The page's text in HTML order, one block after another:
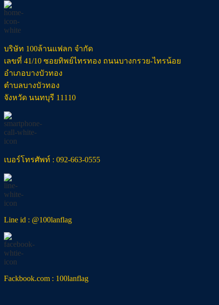
บริษัท 100ล้านแฟลก จำกัด
เลขที่ 41/10 ซอยทิพย์ไทรทอง ถนนบางกรวย-ไทรน้อย
อำเภอบางบัวทอง
ตำบลบางบัวทอง
จังหวัด นนทบุรี 11110
เบอร์โทรศัพท์ : 092-663-0555
Line id : @100lanflag
Fackbook.com : 100lanflag